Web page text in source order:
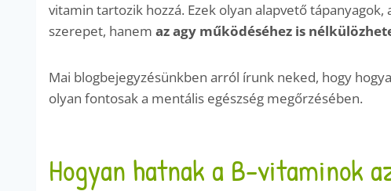
vitamin tartozik hozzá. Ezek olyan alapvető
szerepet, hanemaz agy működéséhez is
Mai blogbejegyzésünkben arról írunk neked, hogy
olyan fontosak a mentális egészség megőrzésében.
Hogyan hatnak a B-vitaminok